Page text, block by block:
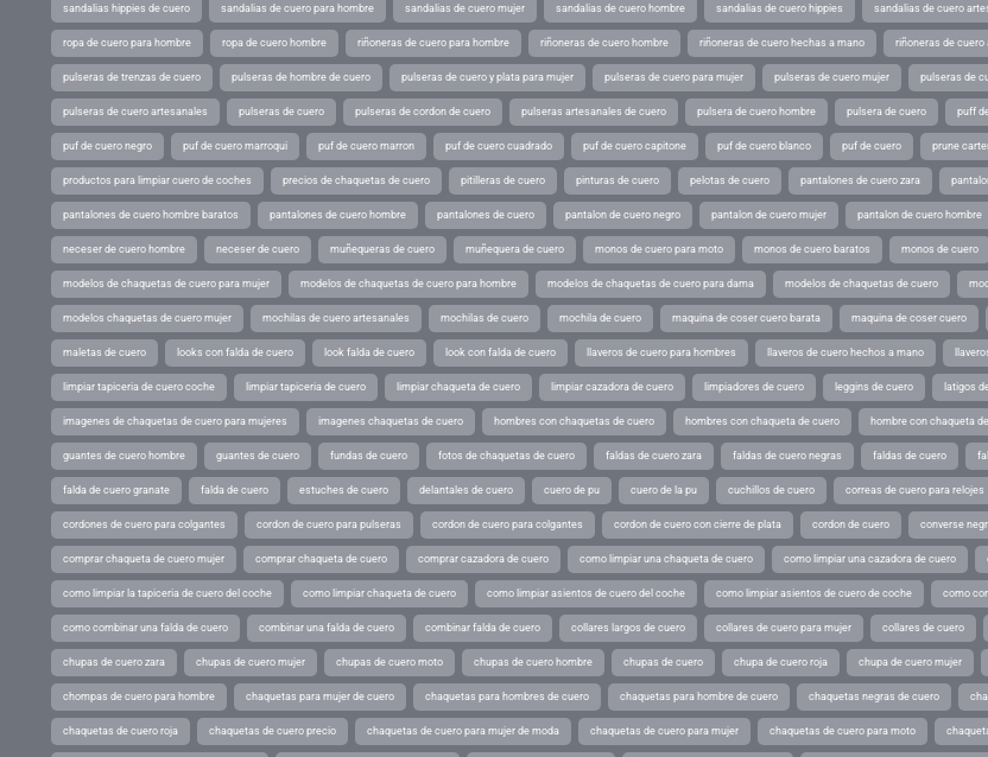
sandalias hippies de cuero sandalias de cuero para hombre sandalias de cuero mujer sandalias de cuero hombre sandalias de cuero hippies sandalias de cuero
ropa de cuero para hombre ropa de cuero hombre riñoneras de cuero para hombre riñoneras de cuero hombre riñoneras de cuero hechas a mano riñoneras de cuero
pulseras de trenzas de cuero pulseras de hombre de cuero pulseras de cuero y plata para mujer pulseras de cuero para mujer pulseras de cuero mujer pulseras de
pulseras de cuero artesanales pulseras de cuero pulseras de cordon de cuero pulseras artesanales de cuero pulsera de cuero hombre pulsera de cuero puff
puf de cuero negro puf de cuero marroqui puf de cuero marron puf de cuero cuadrado puf de cuero capitone puf de cuero blanco puf de cuero prune
productos para limpiar cuero de coches precios de chaquetas de cuero pitilleras de cuero pinturas de cuero pelotas de cuero pantalones de cuero zara
pantalones de cuero hombre baratos pantalones de cuero hombre pantalones de cuero pantalon de cuero negro pantalon de cuero mujer pantalon de cuero hombre
neceser de cuero hombre neceser de cuero muñequeras de cuero muñequera de cuero monos de cuero para moto monos de cuero baratos monos de cuero
modelos de chaquetas de cuero para mujer modelos de chaquetas de cuero para hombre modelos de chaquetas de cuero para dama modelos de chaquetas de cuero
modelos chaquetas de cuero mujer mochilas de cuero artesanales mochilas de cuero mochila de cuero maquina de coser cuero barata maquina de coser cuero
maletas de cuero looks con falda de cuero look falda de cuero look con falda de cuero llaveros de cuero para hombres llaveros de cuero hechos a mano
limpiar tapiceria de cuero coche limpiar tapiceria de cuero limpiar chaqueta de cuero limpiar cazadora de cuero limpiadores de cuero leggins de cuero latigos
imagenes de chaquetas de cuero para mujeres imagenes chaquetas de cuero hombres con chaquetas de cuero hombres con chaqueta de cuero hombre con chaqueta
guantes de cuero hombre guantes de cuero fundas de cuero fotos de chaquetas de cuero faldas de cuero zara faldas de cuero negras faldas de cuero
falda de cuero granate falda de cuero estuches de cuero delantales de cuero cuero de pu cuero de la pu cuchillos de cuero correas de cuero para relojes
cordones de cuero para colgantes cordon de cuero para pulseras cordon de cuero para colgantes cordon de cuero con cierre de plata cordon de cuero converse
comprar chaqueta de cuero mujer comprar chaqueta de cuero comprar cazadora de cuero como limpiar una chaqueta de cuero como limpiar una cazadora de cuero
como limpiar la tapiceria de cuero del coche como limpiar chaqueta de cuero como limpiar asientos de cuero del coche como limpiar asientos de cuero de coche como
como combinar una falda de cuero combinar una falda de cuero combinar falda de cuero collares largos de cuero collares de cuero para mujer collares de cuero
chupas de cuero zara chupas de cuero mujer chupas de cuero moto chupas de cuero hombre chupas de cuero chupa de cuero roja chupa de cuero mujer
chompas de cuero para hombre chaquetas para mujer de cuero chaquetas para hombres de cuero chaquetas para hombre de cuero chaquetas negras de cuero
chaquetas de cuero roja chaquetas de cuero precio chaquetas de cuero para mujer de moda chaquetas de cuero para mujer chaquetas de cuero para moto